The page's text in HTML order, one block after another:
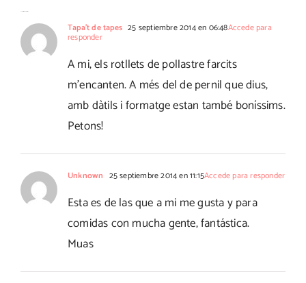
Tapa't de tapes 25 septiembre 2014 en 06:48Accede para
responder
A mi, els rotllets de pollastre farcits
m'encanten. A més del de pernil que dius,
amb dàtils i formatge estan també boníssims.
Petons!
Unknown 25 septiembre 2014 en 11:15Accede para responder
Esta es de las que a mi me gusta y para
comidas con mucha gente, fantástica.
Muas